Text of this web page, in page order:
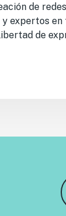
de redes
expertos en
de